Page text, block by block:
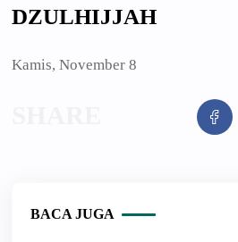
DZULHIJJAH
Kamis, November 8
BACA JUGA